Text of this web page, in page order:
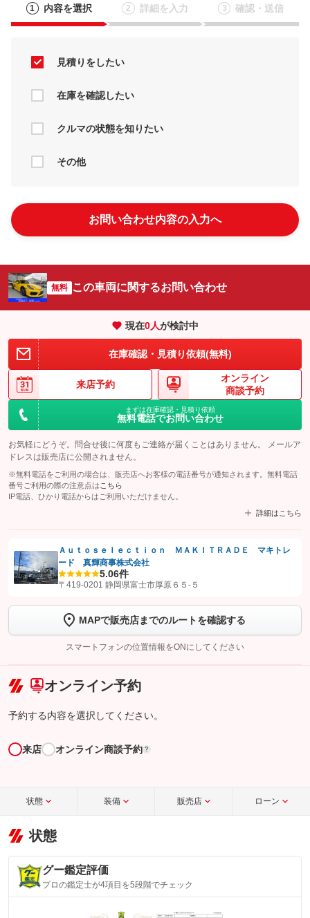
1 内容を選択 2 詳細を入力 3 確認・送信
見積りをしたい
在庫を確認したい
クルマの状態を知りたい
その他
お問い合わせ内容の入力へ
無料 この車両に関するお問い合わせ
現在0人が検討中
在庫確認・見積り依頼(無料)
来店予約
オンライン
商談予約
まずは在庫確認・見積り依頼
無料電話でお問い合わせ
お気軽にどうぞ。問合せ後に何度もご連絡が届くことはありません。 メールア
ドレスは販売店に公開されません。
※無料電話をご利用の場合は、販売店へお客様の電話番号が通知されます。無料電話
番号ご利用の際の注意点は こちら
IP電話、ひかり電話からはご利用いただけません。
詳細はこちら
【STEP1】認証画面でグーネットを友だち追加してから「許可する」ボタンを押
します
【STEP2】 トーク画面で
完了してください。
こちら
Ａｕｔｏｓｅｌｅｃｔｉｏｎ ＭＡＫＩＴＲＡＤＥ マキトレ
ード 真輝商事株式会社
5.06件
〒419-0201 静岡県富士市厚原６５‐５
MAPで販売店までのルートを確認する
スマートフォンの位置情報をONにしてください
オンライン予約
予約する内容を選択してください。
来店 オンライン商談予約 ?
状態 装備 販売店 ローン
状態
グー鑑定評価
プロの鑑定士が4項目を5段階でチェック